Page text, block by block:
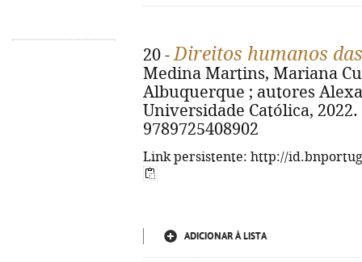
20 -Direitos humanos
Medina Martins, Mariana
Albuquerque ; autores
Universidade Católica, 2022.
9789725408902
Link persistente: http://
ADICIONAR À LISTA